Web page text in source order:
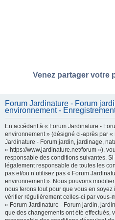
Venez partager votre
Forum Jardinature - Forum
environnement -
En accédant à « Forum Jardinature -
environnement » (désigné ci-après par
Jardinature - Forum jardin, jardinage,
« https://www.jardinature.net/forum »),
responsable des conditions suivantes. Si
légalement responsable de toutes les
pas et/ou n’utilisez pas « Forum
environnement ». Nous pouvons
nous ferons tout pour que vous en soyez
vérifier régulièrement celles-ci par vous-
« Forum Jardinature - Forum jardin,
que des changements ont été effectués,